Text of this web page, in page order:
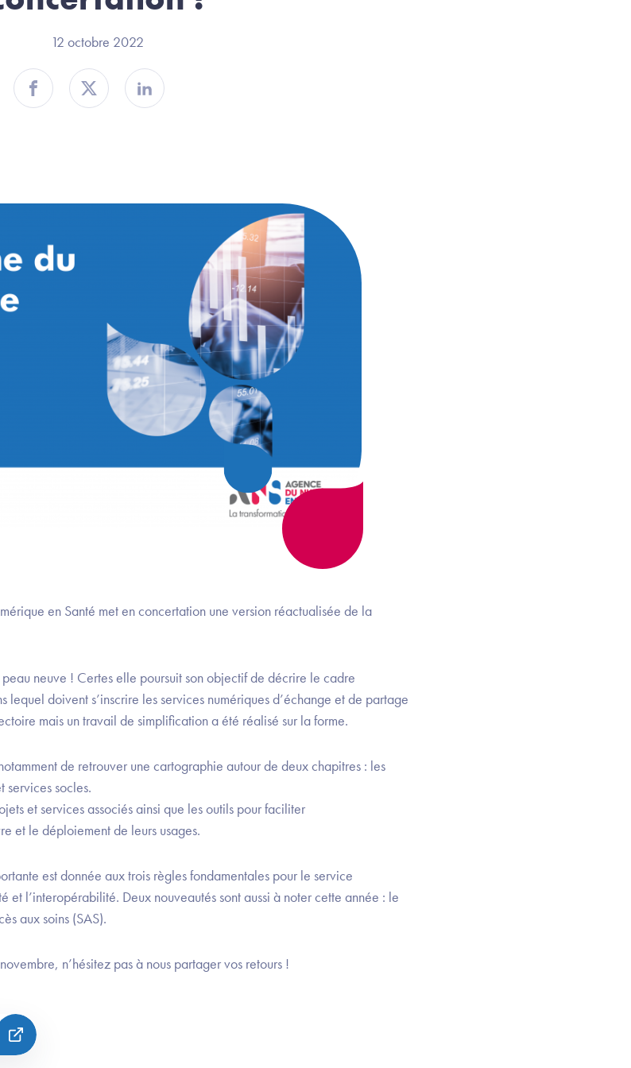
12 octobre 2022
Partager sur Facebook
Partager sur TwitterPartager sur Linkedin
en Santé met en concertation une version réactualisée de la
neuve ! Certes elle poursuit son objectif de décrire le cadre
lequel doivent s’inscrire les services numériques d’échange et de partage
mais un travail de simplification a été réalisé sur la forme.
de retrouver une cartographie autour de deux chapitres : les
services socles.
et services associés ainsi que les outils pour faciliter
et le déploiement de leurs usages.
est donnée aux trois règles fondamentales pour le service
et l’interopérabilité. Deux nouveautés sont aussi à noter cette année : le
aux soins (SAS).
n’hésitez pas à nous partager vos retours !